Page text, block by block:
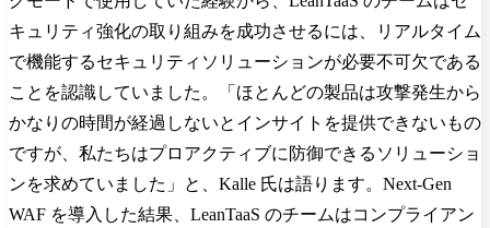
キュリティ強化の取り組みを成功させるには、リアルタイム
で機能するセキュリティソリューションが必要不可欠である
ことを認識していました。「ほとんどの製品は攻撃発生から
かなりの時間が経過しないとインサイトを提供できないもの
ですが、私たちはプロアクティブに防御できるソリューショ
ンを求めていました」と、Kalle 氏は語ります。Next-Gen
WAF を導入した結果、LeanTaaS のチームはコンプライアン